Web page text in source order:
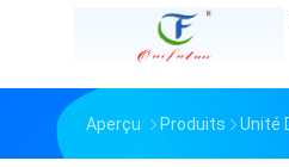
Aperçu Produits Unité